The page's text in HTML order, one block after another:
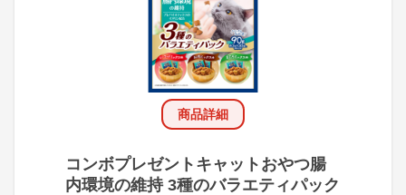
商品詳細
コンボプレゼントキャットおやつ腸
内環境の維持 3種のバラエティパック